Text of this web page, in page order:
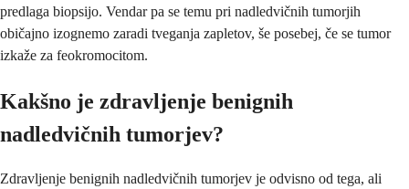
predlaga biopsijo. Vendar pa se temu pri nadledvičnih tumorjih
običajno izognemo zaradi tveganja zapletov, še posebej, če se tumor
izkaže za feokromocitom.
Kakšno je zdravljenje benignih
nadledvičnih tumorjev?
Zdravljenje benignih nadledvičnih tumorjev je odvisno od tega, ali